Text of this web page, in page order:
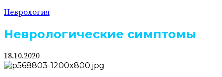
Неврология
Неврологические симптомы
18.10.2020